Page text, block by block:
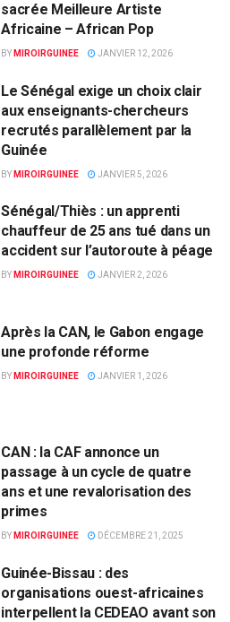
sacrée Meilleure Artiste
Africaine – African Pop
BY MIROIRGUINEE JANVIER 12, 2026
Le Sénégal exige un choix clair
aux enseignants-chercheurs
recrutés parallèlement par la
Guinée
BY MIROIRGUINEE JANVIER 5, 2026
Sénégal/Thiès : un apprenti
chauffeur de 25 ans tué dans un
accident sur l’autoroute à péage
BY MIROIRGUINEE JANVIER 2, 2026
Après la CAN, le Gabon engage
une profonde réforme
BY MIROIRGUINEE JANVIER 1, 2026
CAN : la CAF annonce un
passage à un cycle de quatre
ans et une revalorisation des
primes
BY MIROIRGUINEE DÉCEMBRE 21, 2025
Guinée-Bissau : des
organisations ouest-africaines
interpellent la CEDEAO avant son